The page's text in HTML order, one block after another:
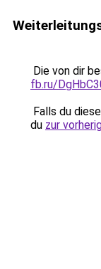
Die von dir
fb.ru/
Falls du
du zur